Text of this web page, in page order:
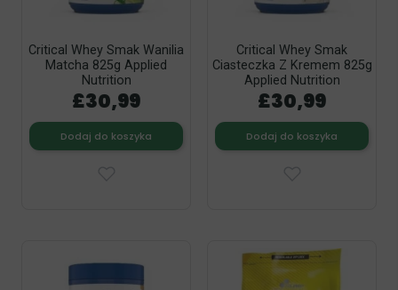
Critical Whey Smak Wanilia
Matcha 825g Applied
Nutrition
£30,99
Dodaj do koszyka
Critical Whey Smak
Ciasteczka Z Kremem 825g
Applied Nutrition
£30,99
Dodaj do koszyka